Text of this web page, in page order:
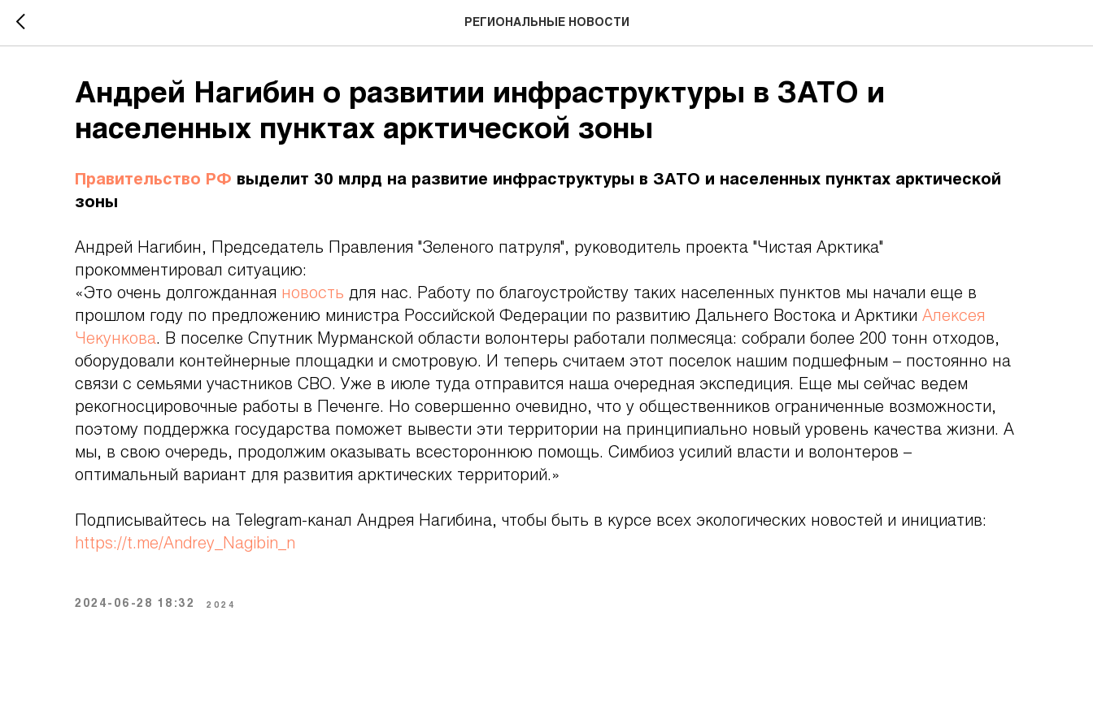
РЕГИОНАЛЬНЫЕ НОВОСТИ
Андрей Нагибин о развитии инфраструктуры в ЗАТО и
населенных пунктах арктической зоны
Правительство РФ выделит 30 млрд на развитие инфраструктуры в ЗАТО и населенных пунктах арктической
зоны
Андрей Нагибин, Председатель Правления "Зеленого патруля", руководитель проекта "Чистая Арктика"
прокомментировал ситуацию:
«Это очень долгожданная новость для нас. Работу по благоустройству таких населенных пунктов мы начали еще в
прошлом году по предложению министра Российской Федерации по развитию Дальнего Востока и Арктики Алексея
Чекункова. В поселке Спутник Мурманской области волонтеры работали полмесяца: собрали более 200 тонн отходов,
оборудовали контейнерные площадки и смотровую. И теперь считаем этот поселок нашим подшефным – постоянно на
связи с семьями участников СВО. Уже в июле туда отправится наша очередная экспедиция. Еще мы сейчас ведем
рекогносцировочные работы в Печенге. Но совершенно очевидно, что у общественников ограниченные возможности,
поэтому поддержка государства поможет вывести эти территории на принципиально новый уровень качества жизни. А
мы, в свою очередь, продолжим оказывать всестороннюю помощь. Симбиоз усилий власти и волонтеров –
оптимальный вариант для развития арктических территорий.»
Подписывайтесь на Telegram-канал Андрея Нагибина, чтобы быть в курсе всех экологических новостей и инициатив:
https://t.me/Andrey_Nagibin_n
2024-06-28 18:32 2024